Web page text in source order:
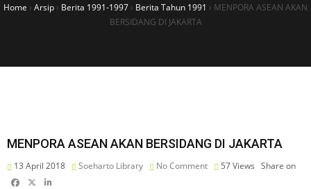
Home › Arsip › Berita 1991-1997 › Berita Tahun 1991 › MENPORA ASEAN AKAN
BERSIDANG DI JAKARTA
MENPORA ASEAN AKAN BERSIDANG DI JAKARTA
13 April 2018 Soeharto Library No Comment 57Views Share on